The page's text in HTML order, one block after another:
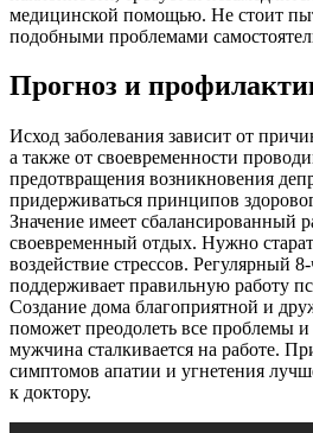
медицинской помощью. Не стоит
подобными проблемами
Прогноз и
Исход заболевания зависит от
а также от своевременности
предотвращения возникновения
придерживаться принципов
Значение имеет сбалансированный
своевременный отдых. Нужно
воздействие стрессов. Регулярный
поддерживает правильную работу
Создание дома благоприятной и
поможет преодолеть все проблемы
мужчина сталкивается на работе.
симптомов апатии и угнетения
к доктору.